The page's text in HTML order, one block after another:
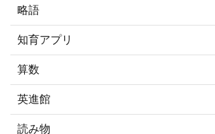
略語
知育アプリ
算数
英進館
読み物